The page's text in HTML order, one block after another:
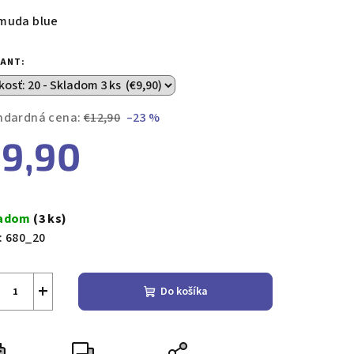
blue
cena: €12,90 –23 %
(3 ks)
680_20
+ Do košíka